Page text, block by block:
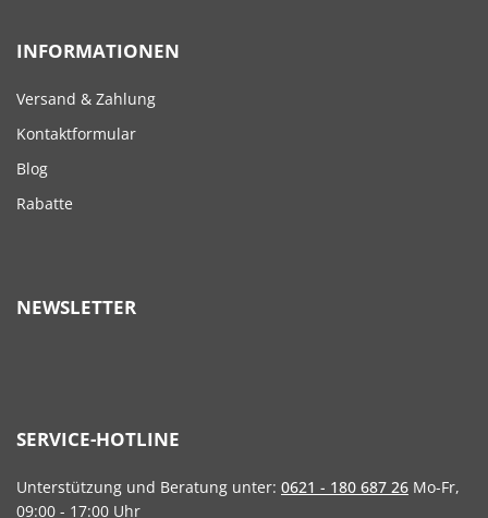
INFORMATIONEN
Versand & Zahlung
Kontaktformular
Blog
Rabatte
NEWSLETTER
SERVICE-HOTLINE
Unterstützung und Beratung unter: 0621 - 180 687 26 Mo-Fr,
09:00 - 17:00 Uhr